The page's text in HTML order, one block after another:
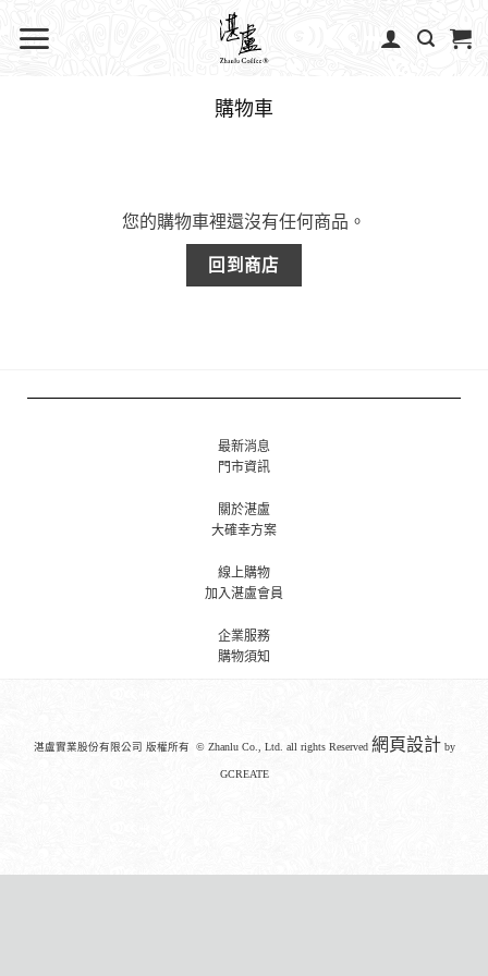
購物車
您的購物車裡還沒有任何商品。
回到商店
最新消息
門市資訊
關於湛盧
大確幸方案
線上購物
加入湛盧會員
企業服務
購物須知
湛盧實業股份有限公司 版權所有 © Zhanlu Co., Ltd. all rights Reserved 網頁設計by
GCREATE